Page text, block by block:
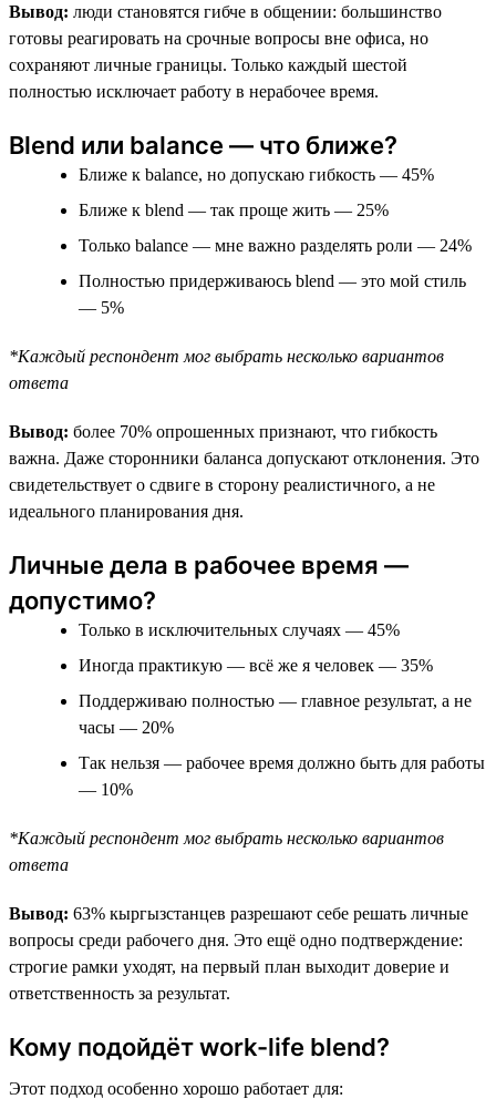
Вывод: люди становятся гибче в общении: большинство
готовы реагировать на срочные вопросы вне офиса, но
сохраняют личные границы. Только каждый шестой
полностью исключает работу в нерабочее время.
Blend или balance — что ближе?
Ближе к balance, но допускаю гибкость — 45%
Ближе к blend — так проще жить — 25%
Только balance — мне важно разделять роли — 24%
Полностью придерживаюсь blend — это мой стиль
— 5%
*Каждый респондент мог выбрать несколько вариантов
ответа
Вывод: более 70% опрошенных признают, что гибкость
важна. Даже сторонники баланса допускают отклонения. Это
свидетельствует о сдвиге в сторону реалистичного, а не
идеального планирования дня.
Личные дела в рабочее время —
допустимо?
Только в исключительных случаях — 45%
Иногда практикую — всё же я человек — 35%
Поддерживаю полностью — главное результат, а не
часы — 20%
Так нельзя — рабочее время должно быть для работы
— 10%
*Каждый респондент мог выбрать несколько вариантов
ответа
Вывод: 63% кыргызстанцев разрешают себе решать личные
вопросы среди рабочего дня. Это ещё одно подтверждение:
строгие рамки уходят, на первый план выходит доверие и
ответственность за результат.
Кому подойдёт work-life blend?
Этот подход особенно хорошо работает для: